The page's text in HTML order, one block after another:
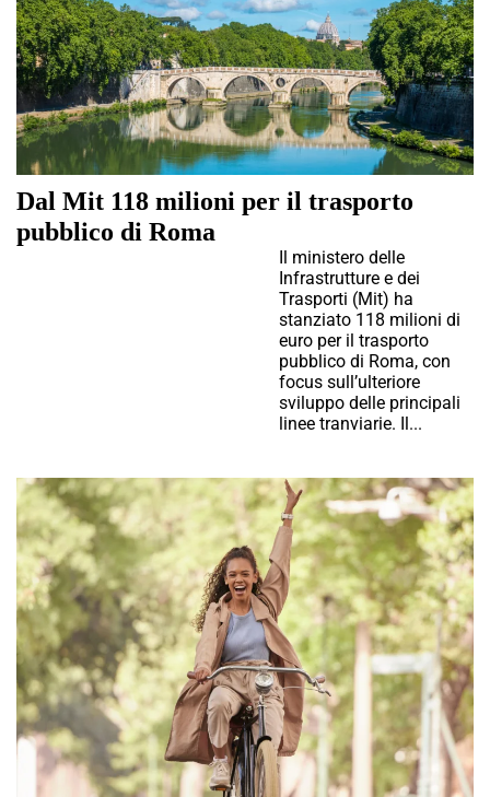
Dal Mit 118 milioni per il trasporto
pubblico di Roma
Il ministero delle
Infrastrutture e dei
Trasporti (Mit) ha
stanziato 118 milioni di
euro per il trasporto
pubblico di Roma, con
focus sull’ulteriore
sviluppo delle principali
linee tranviarie. Il...